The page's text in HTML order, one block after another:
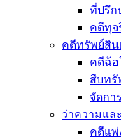
ที่ปรึก
คดีทุจ
คดีทรัพย์สิน
คดีฉ้อ
สืบทรั
จัดกา
ว่าความแล
คดีแพ่